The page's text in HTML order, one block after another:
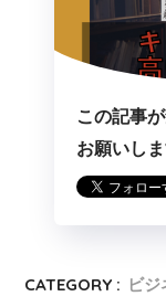
この記事
お願いしま
CATEGORY : ビ